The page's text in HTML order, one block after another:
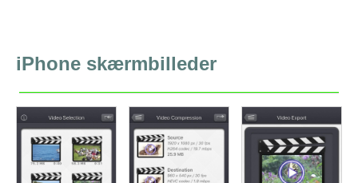
iPhone skærmbilleder